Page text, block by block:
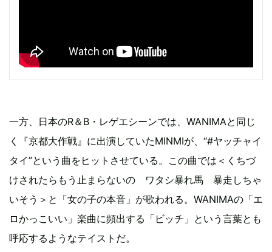
一方、日本のR＆B・レゲエシーンでは、WANIMAと同じ
く『京都大作戦』に出演していたMINMIが、“#ヤッチャイ
タイ”という曲をヒットさせている。この曲では＜くちづ
けされたらもう止まらないの ワタシ暴れ馬 暴走しちゃ
いそう＞と「女の子の本音」が歌われる。WANIMAの「エ
ロかっこいい」楽曲に頻出する「ビッチ」という言葉とも
呼応するようなテイストだ。